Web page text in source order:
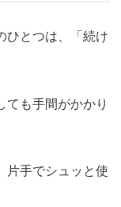
ひとつは、「続け
ても手間がかかり
片手でシュッと使